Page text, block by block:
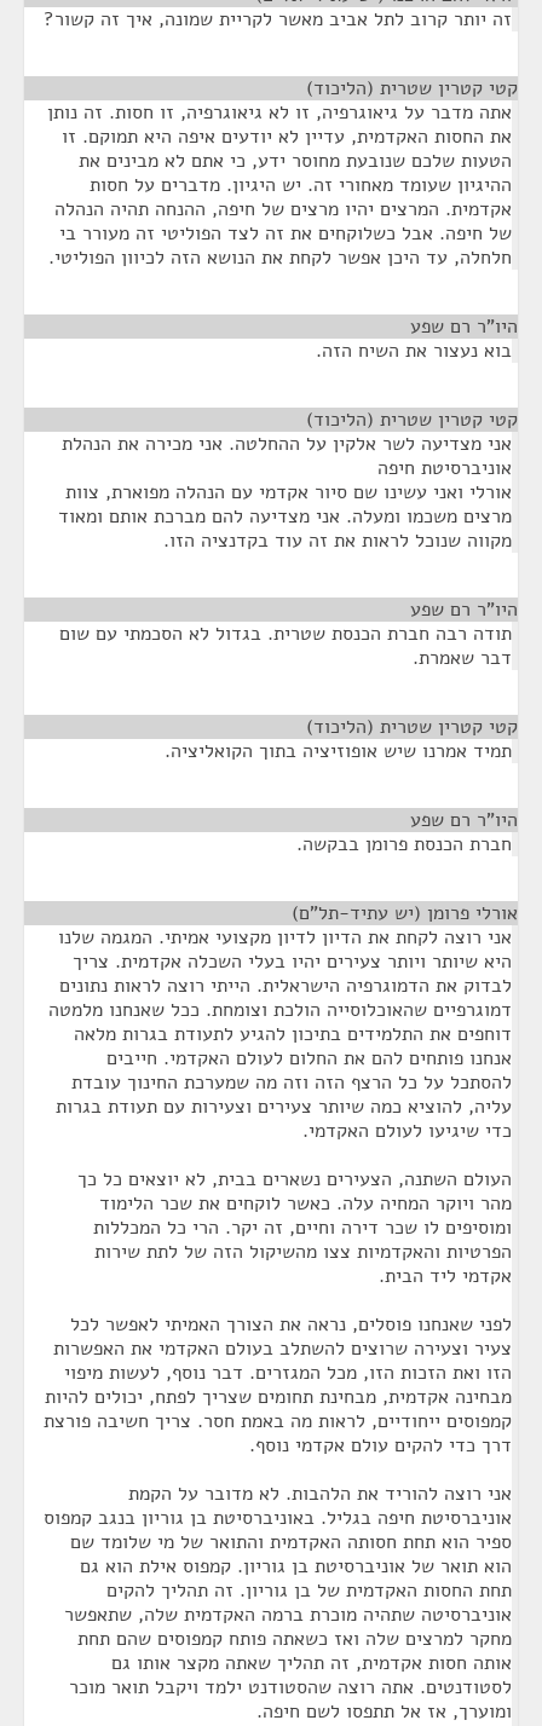
זה יותר קרוב לתל אביב מאשר לקריית שמונה, איך זה קשור?
קטי קטרין שטרית (הליכוד)
אתה מדבר על גיאוגרפיה, זו לא גיאוגרפיה, זו חסות. זה נותן
את החסות האקדמית, עדיין לא יודעים איפה היא תמוקם. זו
הטעות שלכם שנובעת מחוסר ידע, כי אתם לא מבינים את
ההיגיון שעומד מאחורי זה. יש היגיון. מדברים על חסות
אקדמית. המרצים יהיו מרצים של חיפה, ההנחה תהיה הנהלה
של חיפה. אבל כשלוקחים את זה לצד הפוליטי זה מעורר בי
חלחלה, עד היכן אפשר לקחת את הנושא הזה לכיוון הפוליטי.
היו"ר רם שפע
בוא נעצור את השיח הזה.
קטי קטרין שטרית (הליכוד)
אני מצדיעה לשר אלקין על ההחלטה. אני מכירה את הנהלת
אוניברסיטת חיפה
אורלי ואני עשינו שם סיור אקדמי עם הנהלה מפוארת, צוות
מרצים משכמו ומעלה. אני מצדיעה להם מברכת אותם ומאוד
מקווה שנוכל לראות את זה עוד בקדנציה הזו.
היו"ר רם שפע
תודה רבה חברת הכנסת שטרית. בגדול לא הסכמתי עם שום
דבר שאמרת.
קטי קטרין שטרית (הליכוד)
תמיד אמרנו שיש אופוזיציה בתוך הקואליציה.
היו"ר רם שפע
חברת הכנסת פרומן בבקשה.
אורלי פרומן (יש עתיד-תל"ם)
אני רוצה לקחת את הדיון לדיון מקצועי אמיתי. המגמה שלנו
היא שיותר ויותר צעירים יהיו בעלי השכלה אקדמית. צריך
לבדוק את הדמוגרפיה הישראלית. הייתי רוצה לראות נתונים
דמוגרפיים שהאוכלוסייה הולכת וצומחת. ככל שאנחנו מלמטה
דוחפים את התלמידים בתיכון להגיע לתעודת בגרות מלאה
אנחנו פותחים להם את החלום לעולם האקדמי. חייבים
להסתכל על כל הרצף הזה וזה מה שמערכת החינוך עובדת
עליה, להוציא כמה שיותר צעירים וצעירות עם תעודת בגרות
כדי שיגיעו לעולם האקדמי.
העולם השתנה, הצעירים נשארים בבית, לא יוצאים כל כך
מהר ויוקר המחיה עלה. כאשר לוקחים את שכר הלימוד
ומוסיפים לו שכר דירה וחיים, זה יקר. הרי כל המכללות
הפרטיות והאקדמיות צצו מהשיקול הזה של לתת שירות
אקדמי ליד הבית.
לפני שאנחנו פוסלים, נראה את הצורך האמיתי לאפשר לכל
צעיר וצעירה שרוצים להשתלב בעולם האקדמי את האפשרות
הזו ואת הזכות הזו, מכל המגזרים. דבר נוסף, לעשות מיפוי
מבחינה אקדמית, מבחינת תחומים שצריך לפתח, יכולים להיות
קמפוסים ייחודיים, לראות מה באמת חסר. צריך חשיבה פורצת
דרך כדי להקים עולם אקדמי נוסף.
אני רוצה להוריד את הלהבות. לא מדובר על הקמת
אוניברסיטת חיפה בגליל. באוניברסיטת בן גוריון בנגב קמפוס
ספיר הוא תחת חסותה האקדמית והתואר של מי שלומד שם
הוא תואר של אוניברסיטת בן גוריון. קמפוס אילת הוא גם
תחת החסות האקדמית של בן גוריון. זה תהליך להקים
אוניברסיטה שתהיה מוכרת ברמה האקדמית שלה, שתאפשר
מחקר למרצים שלה ואז כשאתה פותח קמפוסים שהם תחת
אותה חסות אקדמית, זה תהליך שאתה מקצר אותו גם
לסטודנטים. אתה רוצה שהסטודנט ילמד ויקבל תואר מוכר
ומוערך, אז אל תתפסו לשם חיפה.